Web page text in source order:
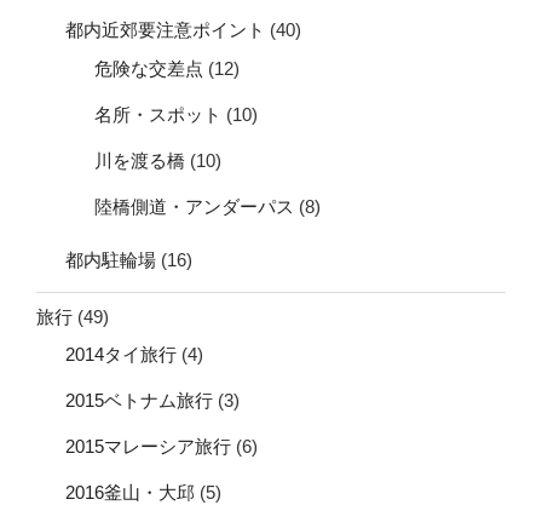
都内近郊要注意ポイント (40)
危険な交差点 (12)
名所・スポット (10)
川を渡る橋 (10)
陸橋側道・アンダーパス (8)
都内駐輪場 (16)
旅行 (49)
2014タイ旅行 (4)
2015ベトナム旅行 (3)
2015マレーシア旅行 (6)
2016釜山・大邱 (5)